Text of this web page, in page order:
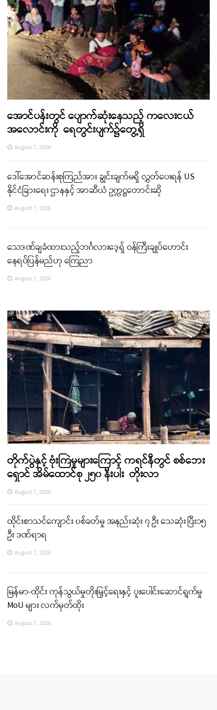
အောင်ပန်းတွင် ပျောက်ဆုံးနေသည့် ကလေးငယ်
အလောင်းကို ရေတွင်းပျက်၌တွေ့ရှိ
August 7, 2026
ဒေါ်အောင်ဆန်းစုကြည်အား ချွင်းချက်မရှိ လွှတ်ပေးရန် US
နိုင်ငံခြားရေး ဌာနနှင့် အာဆီယံ ဥက္ကဋ္ဌတောင်းဆို
August 7, 2026
သေဒဏ်ချခံထားသည့်ဘင်္ဂလားဒေ့ရှ် ဝန်ကြီးချုပ်ဟောင်း
နေရပ်ပြန်မည်ဟု ကြေညာ
August 7, 2026
တိုက်ပွဲနှင့် ဗုံးကြဲမှုများကြောင့် ကရင်နီတွင် စစ်ဘေး
ရှောင် အိမ်ထောင်စု ၂၅၀ နီးပါး တိုးလာ
August 7, 2026
ထိုင်းစာသင်ကျောင်း ပစ်ခတ်မှု အနည်းဆုံး ၇ ဦး သေဆုံး ပြီး၁၅
ဦး ဒဏ်ရာရ
August 7, 2026
မြန်မာ-ထိုင်း ကုန်သွယ်မှုတိုးမြှင့်ရေးနှင့် ပူးပေါင်းဆောင်ရွက်မှု
MoU များ လက်မှတ်ထိုး
August 7, 2026